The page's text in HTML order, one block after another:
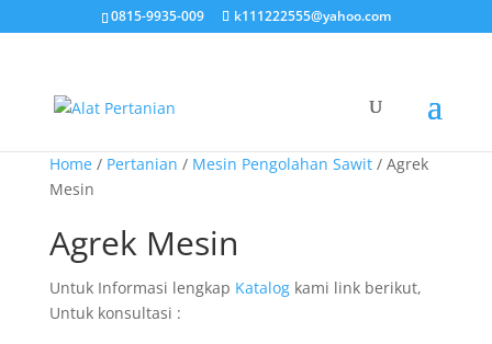
0815-9935-009 k111222555@yahoo.com
Home/ Pertanian / Mesin Pengolahan Sawit/ Agrek
Mesin
Agrek Mesin
Untuk Informasi lengkap Katalogkami link berikut,
Untuk konsultasi :